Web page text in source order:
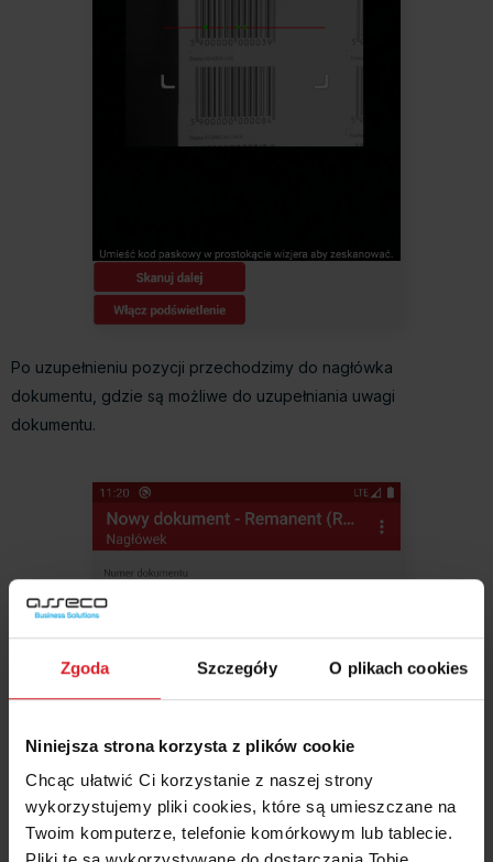
Zgoda Szczegóły O plikach cookies
Niniejsza strona korzysta z plików cookie
Chcąc ułatwić Ci korzystanie z naszej strony
wykorzystujemy pliki cookies, które są umieszczane na
Twoim komputerze, telefonie komórkowym lub tablecie.
Po uzupełnieniu pozycji przechodzimy do nagłówka
dokumentu, gdzie są możliwe do uzupełniania uwagi
dokumentu.